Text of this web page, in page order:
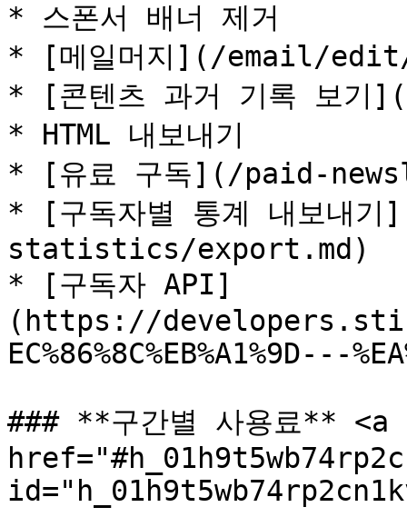
* 스폰서 배너 제거
* [메일머지](/email/
* [콘텐츠 과거 기록 보
* HTML 내보내기
* [유료 구독](/paid-
* [구독자별 통계 내보
statistics/export.md)
* [구독자 API]
(https://
EC%86%8C%EB%A1%9D---
### **구간별 사용료** <a